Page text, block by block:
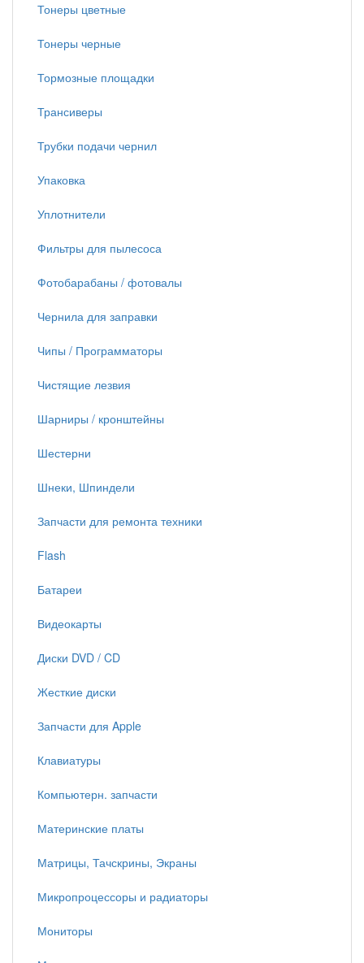
Тонеры цветные
Тонеры черные
Тормозные площадки
Трансиверы
Трубки подачи чернил
Упаковка
Уплотнители
Фильтры для пылесоса
Фотобарабаны / фотовалы
Чернила для заправки
Чипы / Программаторы
Чистящие лезвия
Шарниры / кронштейны
Шестерни
Шнеки, Шпиндели
Запчасти для ремонта техники
Flash
Батареи
Видеокарты
Диски DVD / CD
Жесткие диски
Запчасти для Apple
Клавиатуры
Компьютерн. запчасти
Материнские платы
Матрицы, Тачскрины, Экраны
Микропроцессоры и радиаторы
Мониторы